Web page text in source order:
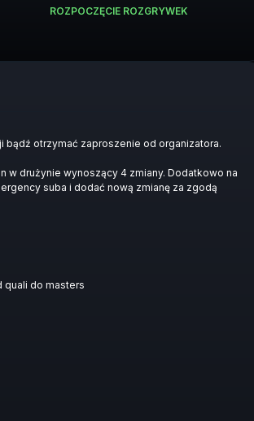
ROZPOCZĘCIE ROZGRYWEK
bądź otrzymać zaproszenie od organizatora.
w drużynie wynoszący 4 zmiany. Dodatkowo na
suba i dodać nową zmianę za zgodą
quali do masters